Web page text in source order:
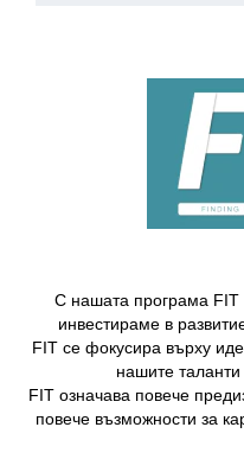
С нашата програма FIT
инвестираме в
FIT се фокусира върху
нашите таланти
FIT означава повече
повече възможности за